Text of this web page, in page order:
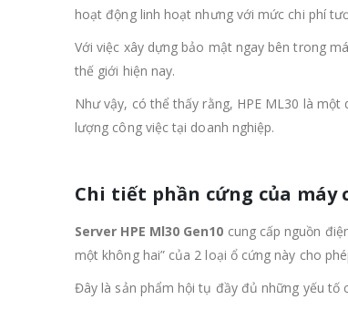
hoạt động linh hoạt nhưng với mức chi phí
Với việc xây dựng bảo mật ngay bên trong
thế giới hiện nay.
Như vậy, có thể thấy rằng, HPE ML30 là
lượng công việc tại doanh nghiệp.
Chi tiết phần cứng của máy
Server HPE Ml30 Gen10 cung cấp nguồn
một không hai” của 2 loại ổ cứng này cho
Đây là sản phẩm hội tụ đầy đủ những yếu tố